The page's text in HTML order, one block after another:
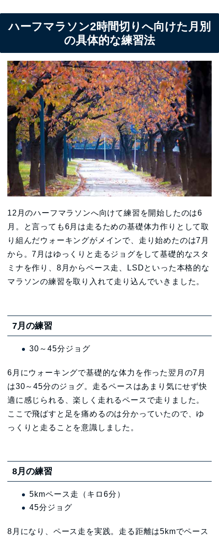
ハーフマラソン2時間切りへ向けた月別
の具体的な練習法
12月のハーフマラソンへ向けて練習を開始したのは6
月。と言っても6月は走るための基礎体力作りとして取
り組んだウォーキングがメインで、走り始めたのは7月
から。7月はゆっくりと走るジョグをして基礎的なスタ
ミナを作り、8月からペース走、LSDといった本格的な
マラソンの練習を取り入れて走り込んでいきました。
7月の練習
30～45分ジョグ
6月にウォーキングで基礎的な体力を作った翌月の7月
は30～45分のジョグ。走るペースはあまり気にせず快
適に感じられる、楽しく走れるペースで走りました。
ここで飛ばすと足を痛めるのは分かっていたので、ゆ
っくりと走ることを意識しました。
8月の練習
5kmペース走（キロ6分）
45分ジョグ
8月になり、ペース走を実践。走る距離は5kmでペース